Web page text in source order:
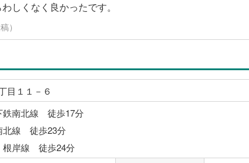
しくなく良かったです。
）
目１１－６
鉄南北線 徒歩17分
北線 徒歩23分
根岸線 徒歩24分